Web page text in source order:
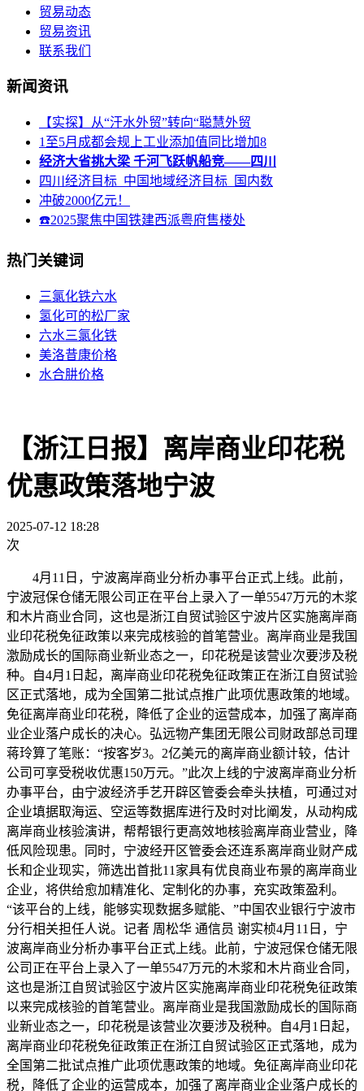
贸易动态
贸易资讯
联系我们
新闻资讯
【实探】从“汗水外贸”转向“聪慧外贸
1至5月成都会规上工业添加值同比增加8
经济大省挑大梁 千河飞跃帆船竞——四川
四川经济目标_中国地域经济目标_国内数
冲破2000亿元！
☎‍2025聚焦中国铁建西派粤府‌‌售楼处
热门关键词
三氯化铁六水
氢化可的松厂家
六水三氯化铁
美洛昔康价格
水合肼价格
【浙江日报】离岸商业印花税
优惠政策落地宁波
2025-07-12 18:28
次
4月11日，宁波离岸商业分析办事平台正式上线。此前，
宁波冠保仓储无限公司正在平台上录入了一单5547万元的木浆
和木片商业合同，这也是浙江自贸试验区宁波片区实施离岸商
业印花税免征政策以来完成核验的首笔营业。离岸商业是我国
激励成长的国际商业新业态之一，印花税是该营业次要涉及税
种。自4月1日起，离岸商业印花税免征政策正在浙江自贸试验
区正式落地，成为全国第二批试点推广此项优惠政策的地域。
免征离岸商业印花税，降低了企业的运营成本，加强了离岸商
业企业落户成长的决心。弘远物产集团无限公司财政部总司理
蒋玲算了笔账：“按客岁3。2亿美元的离岸商业额计较，估计
公司可享受税收优惠150万元。”此次上线的宁波离岸商业分析
办事平台，由宁波经济手艺开辟区管委会牵头扶植，可通过对
企业填据取海运、空运等数据库进行及时对比阐发，从动构成
离岸商业核验演讲，帮帮银行更高效地核验离岸商业营业，降
低风险现患。同时，宁波经开区管委会还连系离岸商业财产成
长和企业现实，筛选出首批11家具有优良商业布景的离岸商业
企业，将供给愈加精准化、定制化的办事，充实政策盈利。
“该平台的上线，能够实现数据多赋能、”中国农业银行宁波市
分行相关担任人说。记者 周松华 通信员 谢实桢4月11日，宁
波离岸商业分析办事平台正式上线。此前，宁波冠保仓储无限
公司正在平台上录入了一单5547万元的木浆和木片商业合同，
这也是浙江自贸试验区宁波片区实施离岸商业印花税免征政策
以来完成核验的首笔营业。离岸商业是我国激励成长的国际商
业新业态之一，印花税是该营业次要涉及税种。自4月1日起，
离岸商业印花税免征政策正在浙江自贸试验区正式落地，成为
全国第二批试点推广此项优惠政策的地域。免征离岸商业印花
税，降低了企业的运营成本，加强了离岸商业企业落户成长的